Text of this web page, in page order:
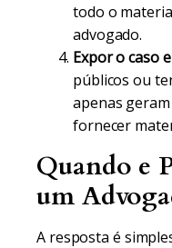
todo o
advogado.
Expor o caso
públicos ou
apenas
fornecer
Quando e
um
A resposta é